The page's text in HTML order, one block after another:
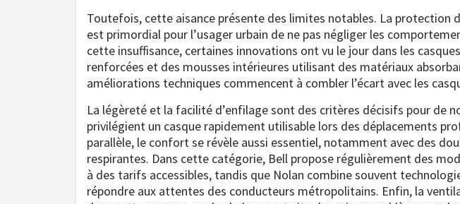
Toutefois, cette aisance présente des limites notables. La protection
est primordial pour l’usager urbain de ne pas négliger les
cette insuffisance, certaines innovations ont vu le jour dans les
renforcées et des mousses intérieures utilisant des matériaux
améliorations techniques commencent à combler l’écart avec les
La légèreté et la facilité d’enfilage sont des critères décisifs pour de
privilégient un casque rapidement utilisable lors des déplacements
parallèle, le confort se révèle aussi essentiel, notamment avec des
respirantes. Dans cette catégorie, Bell propose régulièrement des
à des tarifs accessibles, tandis que Nolan combine souvent
répondre aux attentes des conducteurs métropolitains. Enfin, la